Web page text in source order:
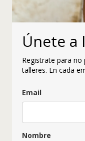
Únete a
Registrate para
talleres. En cada
Email
Nombre